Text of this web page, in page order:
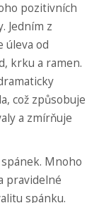
pozitivních
Jedním z
úleva od
krku a ramen.
což způsobuje
a zmírňuje
Mnoho
pravidelné
spánku.